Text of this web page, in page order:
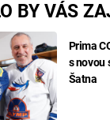
BY VÁS
Prima
s novou
Šatna